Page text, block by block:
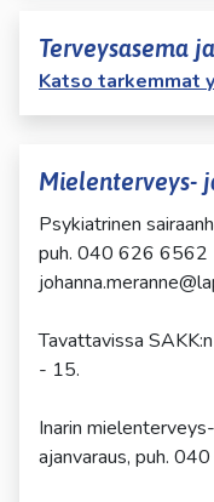
Terveysasema
Katso tarkemmat
Mielenterveys-
Psykiatrinen
puh. 040 626 6562
Tavattavissa
- 15.
Inarin
ajanvaraus, puh.